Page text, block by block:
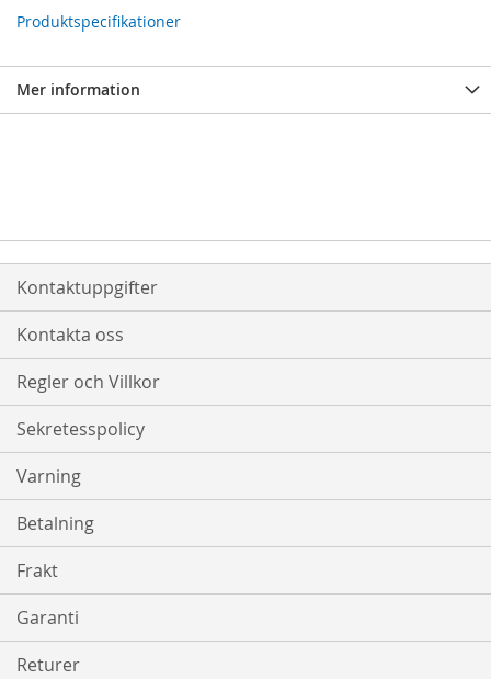
Produktspecifikationer
Mer information
Kontaktuppgifter
Kontakta oss
Regler och Villkor
Sekretesspolicy
Varning
Betalning
Frakt
Garanti
Returer